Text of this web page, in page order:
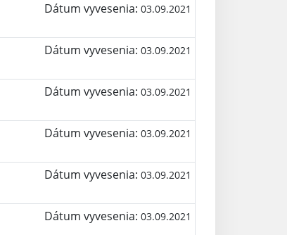
Dátum vyvesenia: 03.09.2021
Dátum vyvesenia: 03.09.2021
Dátum vyvesenia: 03.09.2021
Dátum vyvesenia: 03.09.2021
Dátum vyvesenia: 03.09.2021
Dátum vyvesenia: 03.09.2021